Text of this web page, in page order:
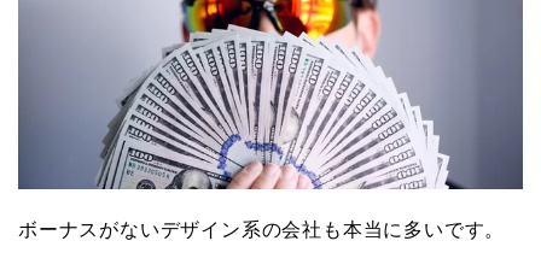
ボーナスがないデザイン系の会社も本当に多いです。